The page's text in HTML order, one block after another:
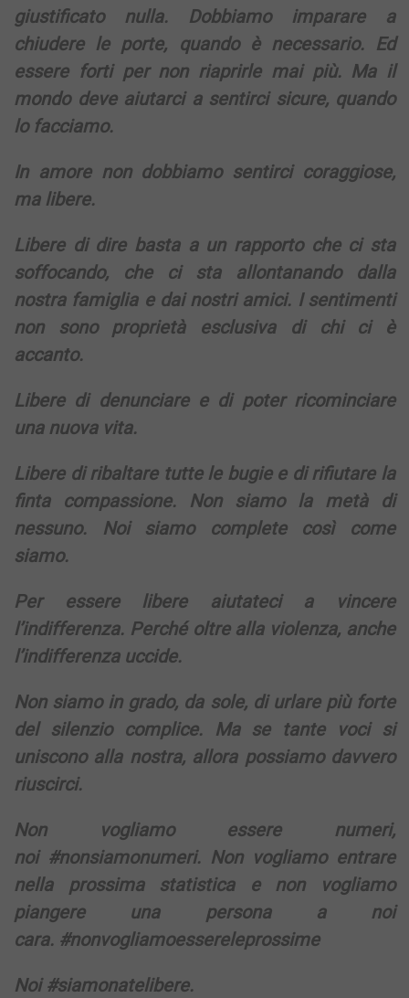
giustificato nulla. Dobbiamo imparare a
chiudere le porte, quando è necessario. Ed
essere forti per non riaprirle mai più. Ma il
mondo deve aiutarci a sentirci sicure, quando
lo facciamo.
In amore non dobbiamo sentirci coraggiose,
ma libere.
Libere di dire basta a un rapporto che ci sta
soffocando, che ci sta allontanando dalla
nostra famiglia e dai nostri amici. I sentimenti
non sono proprietà esclusiva di chi ci è
accanto.
Libere di denunciare e di poter ricominciare
una nuova vita.
Libere di ribaltare tutte le bugie e di rifiutare la
finta compassione. Non siamo la metà di
nessuno. Noi siamo complete così come
siamo.
Per essere libere aiutateci a vincere
l’indifferenza. Perché oltre alla violenza, anche
l’indifferenza uccide.
Non siamo in grado, da sole, di urlare più forte
del silenzio complice. Ma se tante voci si
uniscono alla nostra, allora possiamo davvero
riuscirci.
Non vogliamo essere numeri,
noi #nonsiamonumeri. Non vogliamo entrare
nella prossima statistica e non vogliamo
piangere una persona a noi
cara. #nonvogliamoessereleprossime
Noi #siamonatelibere.